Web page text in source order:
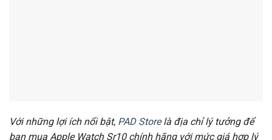
Với những lợi ích nổi bật, PAD Storelà địa chỉ lý tưởng để
bạn mua Apple Watch Sr10 chính hãng với mức giá hợp lý